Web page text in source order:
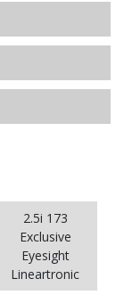
2.5i 173
Exclusive
Eyesight
Lineartronic